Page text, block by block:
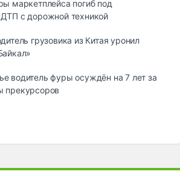
маркетплейса погиб под
с дорожной техникой
грузовика из Китая уронил
водитель фуры осуждён на 7 лет за
прекурсоров